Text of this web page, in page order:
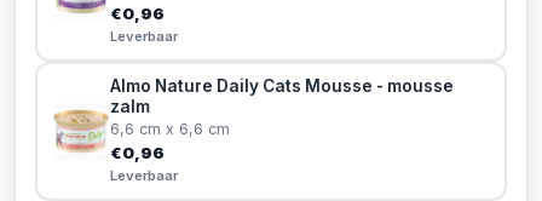
€0,96
Leverbaar
Almo Nature Daily Cats Mousse - mousse
zalm
6,6 cm x 6,6 cm
€0,96
Leverbaar